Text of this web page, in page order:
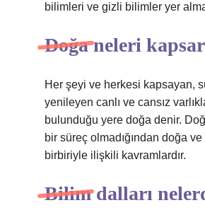
bilimleri ve gizli bilimler yer
Doğa neleri
Her şeyi ve herkesi kapsayan,
yenileyen canlı ve cansız
bulunduğu yere doğa denir.
bir süreç olmadığından doğa ve
birbiriyle ilişkili kavramlardır.
Bilim dalları